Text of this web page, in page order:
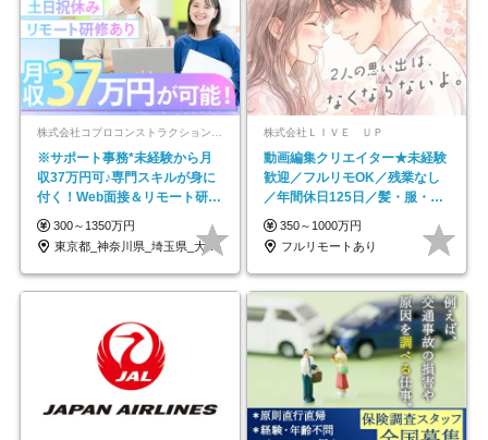
※サポート事務*未経験から月
収37万円可♪専門スキルが身に
付く！Web面接＆リモート研修
も充実♪/a
300～1350万円
東京都_神奈川県_埼玉県_大阪府_愛知県…
株式会社ＬＩＶＥ ＵＰ
動画編集クリエイター★未経験
歓迎／フルリモOK／残業なし
／年間休日125日／髪・服・ネ
イル自由／研修充実で安心
350～1000万円
フルリモートあり